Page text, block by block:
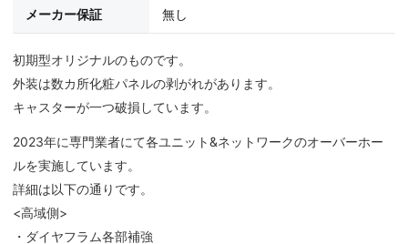
メーカー保証 無し
初期型オリジナルのものです。
外装は数カ所化粧パネルの剥がれがあります。
キャスターが一つ破損しています。
2023年に専門業者にて各ユニット&ネットワークのオーバーホー
ルを実施しています。
詳細は以下の通りです。
<高域側>
・ダイヤフラム各部補強